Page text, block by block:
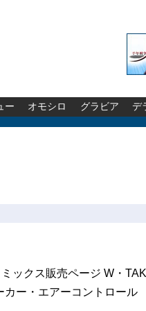
ー オモシロ グラビア デ
ックス販売ページ W・
カー・エアーコントロール